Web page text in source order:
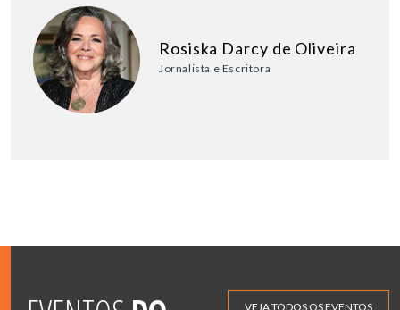
Rosiska Darcy de Oliveira
Jornalista e Escritora
VEJA TODOS OS EVENTOS